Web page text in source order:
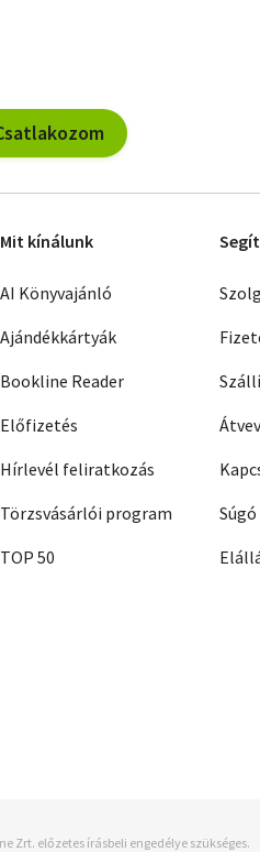
Mit kínálunk
AI Könyvajánló
Ajándékkártyák
Bookline Reader
Előfizetés
Hírlevél feliratkozás
Törzsvásárlói program
TOP 50
Súgó
Zrt. előzetes írásbeli engedélye szükséges.